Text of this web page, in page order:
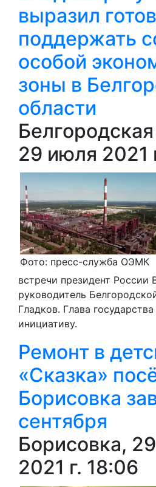
выразил
поддержать
особой
зоны в
области
29 июля 2021
Фото: пресс-служба ОЭМК
встречи президент России
руководитель
Гладков. Глава
инициативу.
Ремонт в
«Сказка»
Борисовка
сентября
Борисовка,
2021 г. 18:06